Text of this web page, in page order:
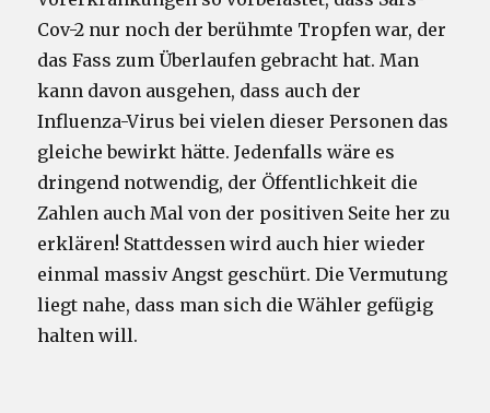
Cov-2 nur noch der berühmte Tropfen war, der
das Fass zum Überlaufen gebracht hat. Man
kann davon ausgehen, dass auch der
Influenza-Virus bei vielen dieser Personen das
gleiche bewirkt hätte. Jedenfalls wäre es
dringend notwendig, der Öffentlichkeit die
Zahlen auch Mal von der positiven Seite her zu
erklären! Stattdessen wird auch hier wieder
einmal massiv Angst geschürt. Die Vermutung
liegt nahe, dass man sich die Wähler gefügig
halten will.